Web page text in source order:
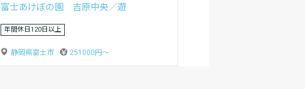
みどりご保育園
静岡県富士市